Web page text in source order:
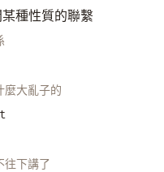
種性質的聯繫
麼大亂子的
往下講了